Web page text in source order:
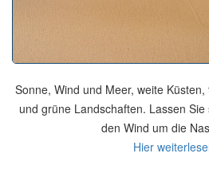
Sonne, Wind und Meer, weite
und grüne Landschaften. Lassen
den Wind um die
Hier